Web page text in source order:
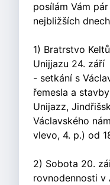
posílám Vám
nejbližších
1) Bratrstvo
Unijjazu 24. září
- setkání s
řemesla a
Unijazz,
Václavského
vlevo, 4. p.) od
2) Sobota 20.
rovnodennosti v